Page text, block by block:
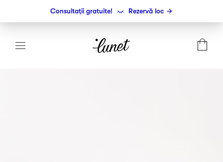
Consultații gratuite! Rezervă loc